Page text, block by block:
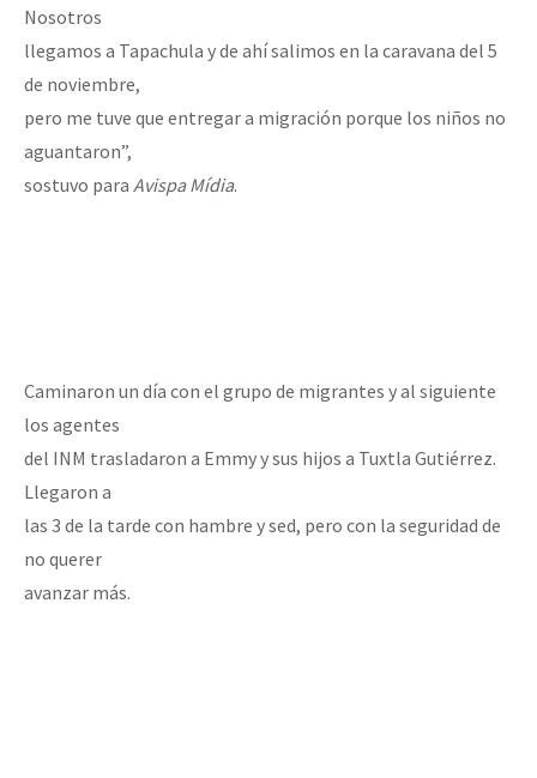
Nosotros
llegamos a Tapachula y de ahí salimos en la caravana del 5
de noviembre,
pero me tuve que entregar a migración porque los niños no
aguantaron”,
sostuvo para Avispa Mídia.
Caminaron un día con el grupo de migrantes y al siguiente
los agentes
del INM trasladaron a Emmy y sus hijos a Tuxtla Gutiérrez.
Llegaron a
las 3 de la tarde con hambre y sed, pero con la seguridad de
no querer
avanzar más.